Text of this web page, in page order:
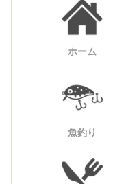
ホーム
魚釣り